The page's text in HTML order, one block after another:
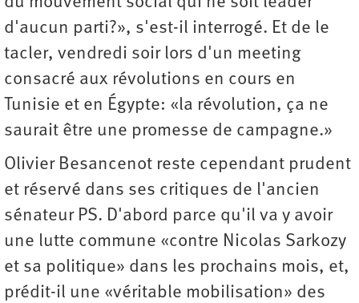
d'aucun parti?», s'est-il interrogé. Et de le
tacler, vendredi soir lors d'un meeting
consacré aux révolutions en cours en
Tunisie et en Égypte: «la révolution, ça ne
saurait être une promesse de campagne.»
Olivier Besancenot reste cependant prudent
et réservé dans ses critiques de l'ancien
sénateur PS. D'abord parce qu'il va y avoir
une lutte commune «contre Nicolas Sarkozy
et sa politique» dans les prochains mois, et,
prédit-il une «véritable mobilisation» des